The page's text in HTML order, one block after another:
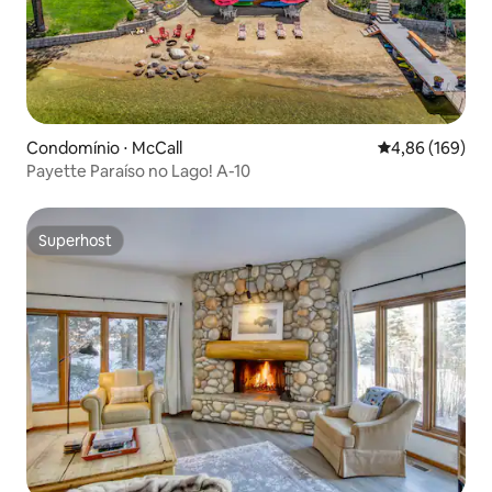
Condomínio ⋅ McCall 4,86 de uma
4,86 (169)
Payette Paraíso no Lago! A-10
Superhost
Superhost